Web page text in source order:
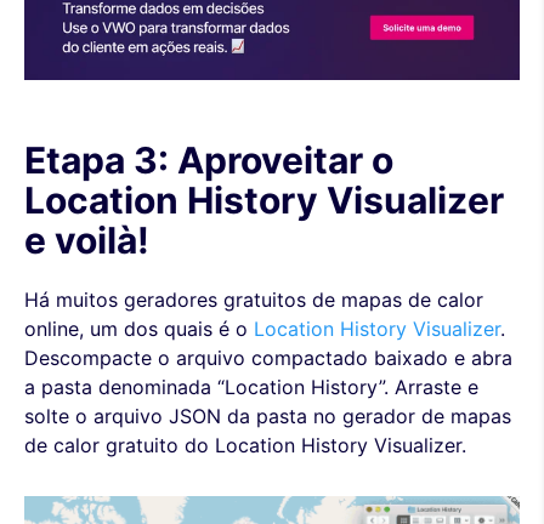
Etapa 3: Aproveitar o
Location History Visualizer
e voilà!
Há muitos geradores gratuitos de mapas de calor
online, um dos quais é o Location History Visualizer.
Descompacte o arquivo compactado baixado e abra
a pasta denominada “Location History”. Arraste e
solte o arquivo JSON da pasta no gerador de mapas
de calor gratuito do Location History Visualizer.